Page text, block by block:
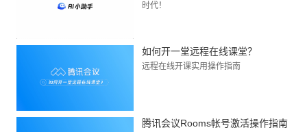
时代！
如何开一堂远程在线课堂？
远程在线开课实用操作指南
腾讯会议Rooms帐号激活操作指南